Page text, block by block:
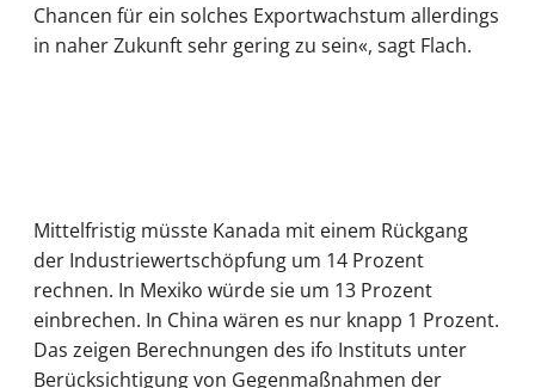
Chancen für ein solches Exportwachstum allerdings
in naher Zukunft sehr gering zu sein«, sagt Flach.
Mittelfristig müsste Kanada mit einem Rückgang
der Industriewertschöpfung um 14 Prozent
rechnen. In Mexiko würde sie um 13 Prozent
einbrechen. In China wären es nur knapp 1 Prozent.
Das zeigen Berechnungen des ifo Instituts unter
Berücksichtigung von Gegenmaßnahmen der